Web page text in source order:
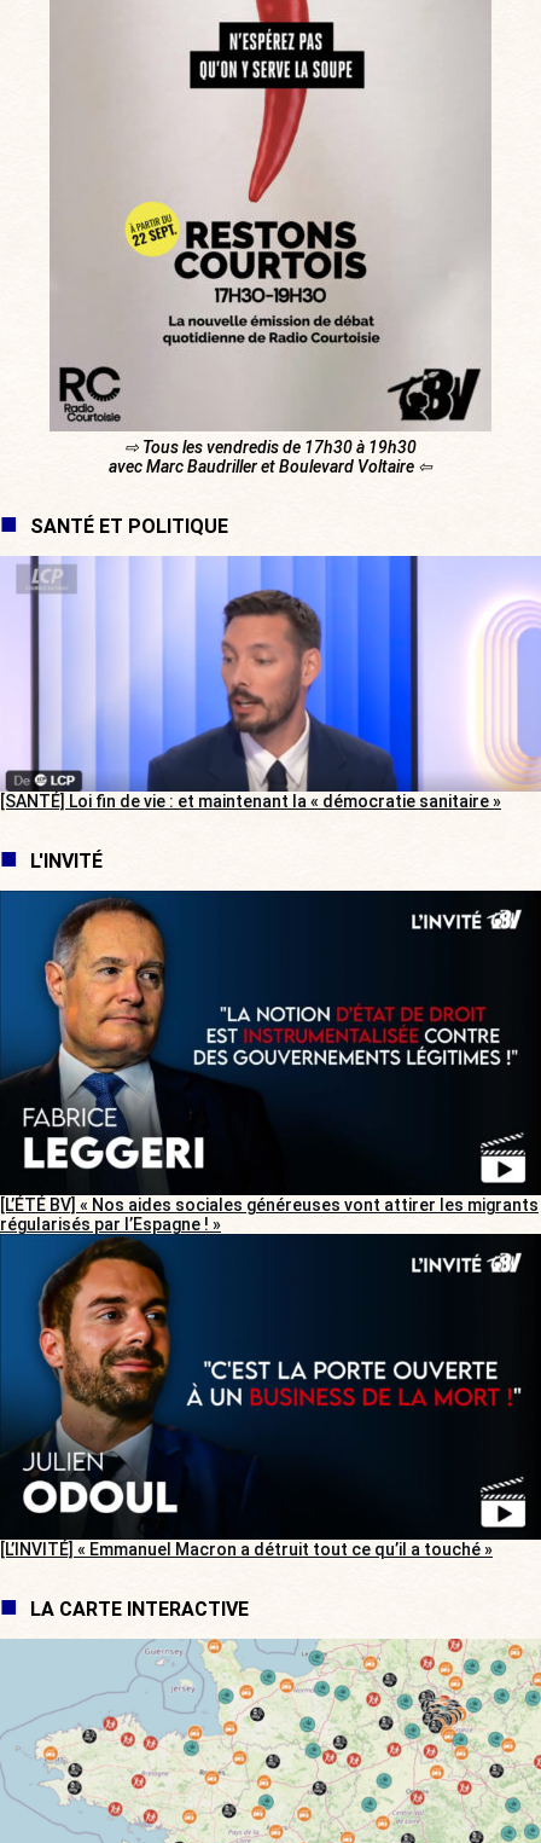
⇨ Tous les vendredis de 17h30 à 19h30
avec Marc Baudriller et Boulevard Voltaire ⇦
SANTÉ ET POLITIQUE
[SANTÉ] Loi fin de vie : et maintenant la « démocratie sanitaire »
L'INVITÉ
[L’ÉTÉ BV] « Nos aides sociales généreuses vont attirer les migrants
régularisés par l’Espagne ! »
[L’INVITÉ] « Emmanuel Macron a détruit tout ce qu’il a touché »
LA CARTE INTERACTIVE